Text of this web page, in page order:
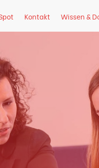
Kontakt Wissen &